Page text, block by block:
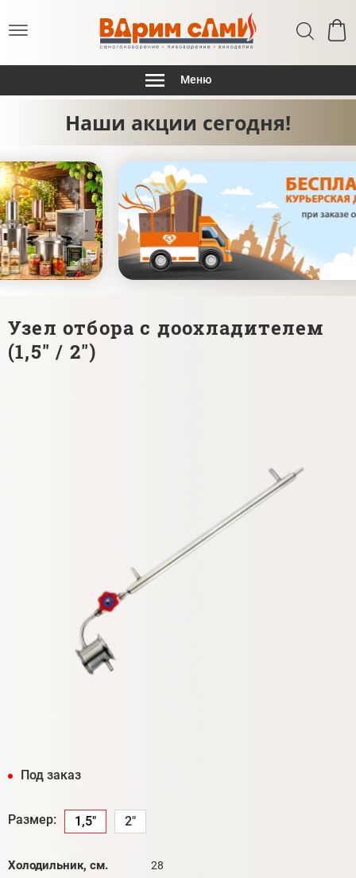
Меню
Наши акции сегодня!
Узел отбора с доохладителем
(1,5" / 2")
Под заказ
Размер: 1,5" 2"
Холодильник, см. 28